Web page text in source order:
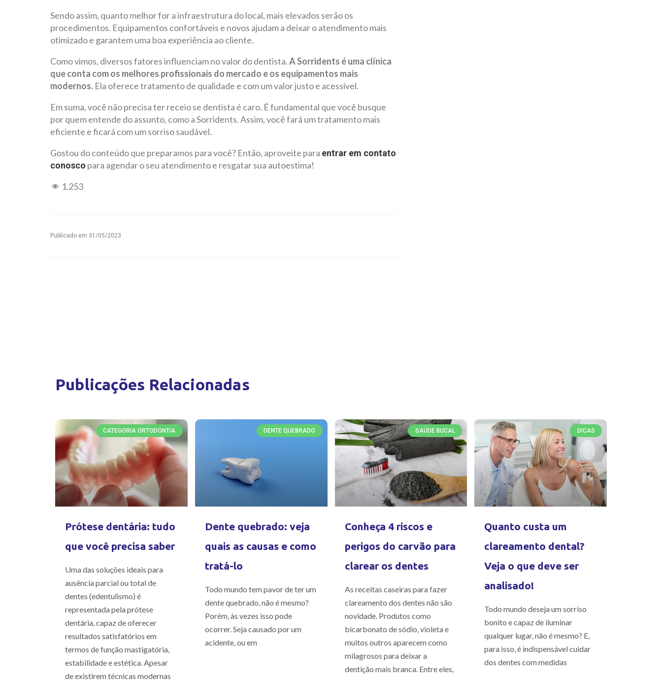
Sendo assim, quanto melhor for a infraestrutura do local, mais elevados serão os
procedimentos. Equipamentos confortáveis e novos ajudam a deixar o atendimento mais
otimizado e garantem uma boa experiência ao cliente.
Como vimos, diversos fatores influenciam no valor do dentista.A Sorridents é uma clínica
que conta com os melhores profissionais do mercado e os equipamentos mais
modernos. Ela oferece tratamento de qualidade e com um valor justo e acessível.
Em suma, você não precisa ter receio se dentista é caro. É fundamental que você busque
por quem entende do assunto, como a Sorridents. Assim, você fará um tratamento mais
eficiente e ficará com um sorriso saudável.
Gostou do conteúdo que preparamos para você? Então, aproveite para entrar em contato
conosco para agendar o seu atendimento e resgatar sua autoestima!
1.253
Publicado em 31/05/2023
Publicações Relacionadas
CATEGORIA ORTODONTIA
Prótese dentária: tudo
que você precisa saber
Uma das soluções ideais para
ausência parcial ou total de
dentes (edentulismo) é
representada pela prótese
dentária, capaz de oferecer
resultados satisfatórios em
termos de função mastigatória,
estabilidade e estética. Apesar
de existirem técnicas modernas
DENTE QUEBRADO
Dente quebrado: veja
quais as causas e como
tratá-lo
Todo mundo tem pavor de ter um
dente quebrado, não é mesmo?
Porém, às vezes isso pode
ocorrer. Seja causado por um
acidente, ou em
SAÚDE BUCAL
Conheça 4 riscos e
perigos do carvão para
clarear os dentes
As receitas caseiras para fazer
clareamento dos dentes não são
novidade. Produtos como
bicarbonato de sódio, violeta e
muitos outros aparecem como
milagrosos para deixar a
dentição mais branca. Entre eles,
DICAS
Quanto custa um
clareamento dental?
Veja o que deve ser
analisado!
Todo mundo deseja um sorriso
bonito e capaz de iluminar
qualquer lugar, não é mesmo? E,
para isso, é indispensável cuidar
dos dentes com medidas